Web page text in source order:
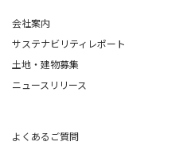
会社案内
サステナビリティレポート
土地・建物募集
ニュースリリース
よくあるご質問